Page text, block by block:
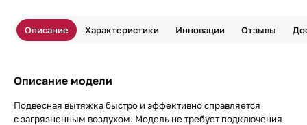
Описание Характеристики Инновации Отзывы
Описание модели
Подвесная вытяжка быстро и эффективно справляется
с загрязненным воздухом. Модель не требует подключения